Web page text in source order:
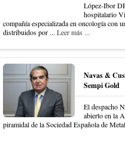
López-Ibor
hospitalario
compañía especializada en oncología con
distribuidos por ... Leer más ...
Navas &
Sempi Gold
El despacho
abierto en la
piramidal de la Sociedad Española de